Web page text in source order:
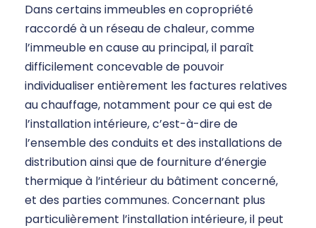
Dans certains immeubles en copropriété
raccordé à un réseau de chaleur, comme
l’immeuble en cause au principal, il paraît
difficilement concevable de pouvoir
individualiser entièrement les factures relatives
au chauffage, notamment pour ce qui est de
l’installation intérieure, c’est-à-dire de
l’ensemble des conduits et des installations de
distribution ainsi que de fourniture d’énergie
thermique à l’intérieur du bâtiment concerné,
et des parties communes. Concernant plus
particulièrement l’installation intérieure, il peut